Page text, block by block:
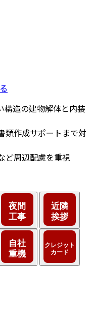
構造の建物解体と内装
類作成サポートまで対
ど周辺配慮を重視